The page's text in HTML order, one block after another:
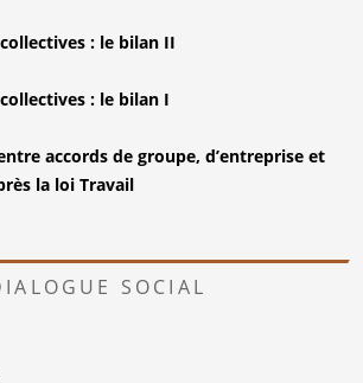
: le bilan II
: le bilan I
accords de groupe, d’entreprise et
la loi Travail
SOCIAL